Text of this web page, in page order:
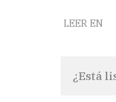
LEER EN
¿Está